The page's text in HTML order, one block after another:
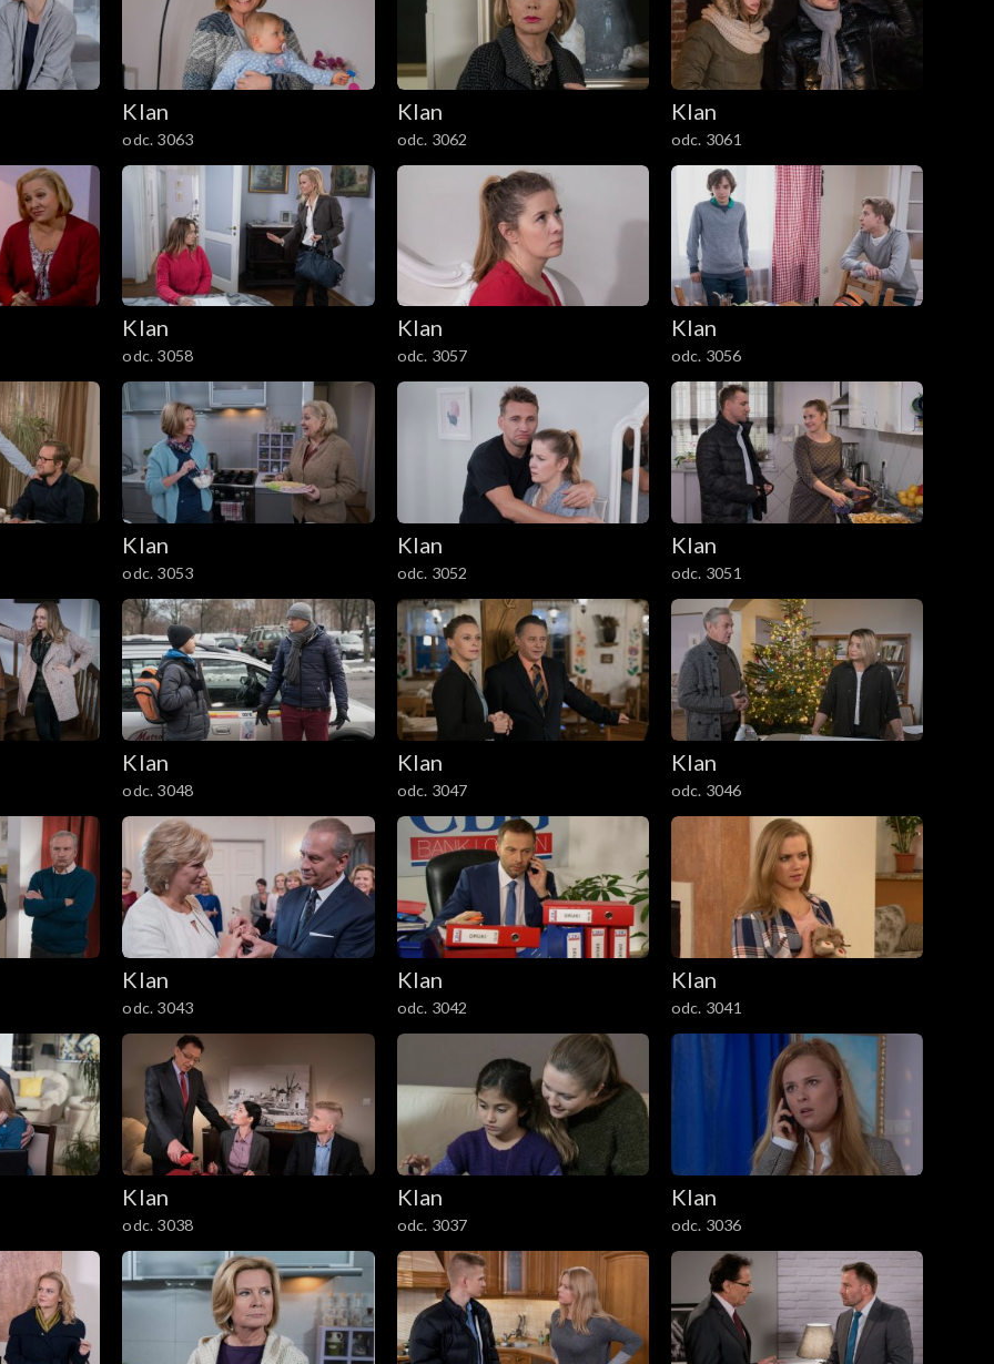
Klan
odc. 3063
Klan
odc. 3062
Klan
odc. 3061
Klan
odc. 3058
Klan
odc. 3057
Klan
odc. 3056
Klan
odc. 3053
Klan
odc. 3052
Klan
odc. 3051
Klan
odc. 3048
Klan
odc. 3047
Klan
odc. 3046
Klan
odc. 3043
Klan
odc. 3042
Klan
odc. 3041
Klan
odc. 3038
Klan
odc. 3037
Klan
odc. 3036